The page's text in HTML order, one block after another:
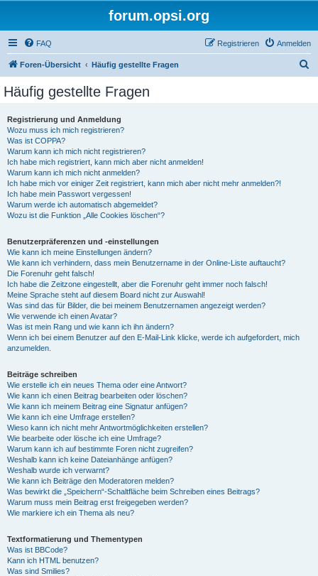
forum.opsi.org
FAQ Anmelden
Registrieren
Foren-Übersicht Häufig gestellte Fragen
Häufig gestellte Fragen
Registrierung und Anmeldung
Wozu muss ich mich registrieren?
Was ist COPPA?
Warum kann ich mich nicht registrieren?
Ich habe mich registriert, kann mich aber nicht anmelden!
Warum kann ich mich nicht anmelden?
Ich habe mich vor einiger Zeit registriert, kann mich aber nicht mehr anmelden?!
Ich habe mein Passwort vergessen!
Warum werde ich automatisch abgemeldet?
Wozu ist die Funktion „Alle Cookies löschen“?
Benutzerpräferenzen und -einstellungen
Wie kann ich meine Einstellungen ändern?
Wie kann ich verhindern, dass mein Benutzername in der Online-Liste auftaucht?
Die Forenuhr geht falsch!
Ich habe die Zeitzone eingestellt, aber die Forenuhr geht immer noch falsch!
Meine Sprache steht auf diesem Board nicht zur Auswahl!
Was sind das für Bilder, die bei meinem Benutzernamen angezeigt werden?
Wie verwende ich einen Avatar?
Was ist mein Rang und wie kann ich ihn ändern?
Wenn ich bei einem Benutzer auf den E-Mail-Link klicke, werde ich aufgefordert, mich
anzumelden.
Beiträge schreiben
Wie erstelle ich ein neues Thema oder eine Antwort?
Wie kann ich einen Beitrag bearbeiten oder löschen?
Wie kann ich meinem Beitrag eine Signatur anfügen?
Wie kann ich eine Umfrage erstellen?
Wieso kann ich nicht mehr Antwortmöglichkeiten erstellen?
Wie bearbeite oder lösche ich eine Umfrage?
Warum kann ich auf bestimmte Foren nicht zugreifen?
Weshalb kann ich keine Dateianhänge anfügen?
Weshalb wurde ich verwarnt?
Wie kann ich Beiträge den Moderatoren melden?
Was bewirkt die „Speichern“-Schaltfläche beim Schreiben eines Beitrags?
Warum muss mein Beitrag erst freigegeben werden?
Wie markiere ich ein Thema als neu?
Textformatierung und Thementypen
Was ist BBCode?
Kann ich HTML benutzen?
Was sind Smilies?